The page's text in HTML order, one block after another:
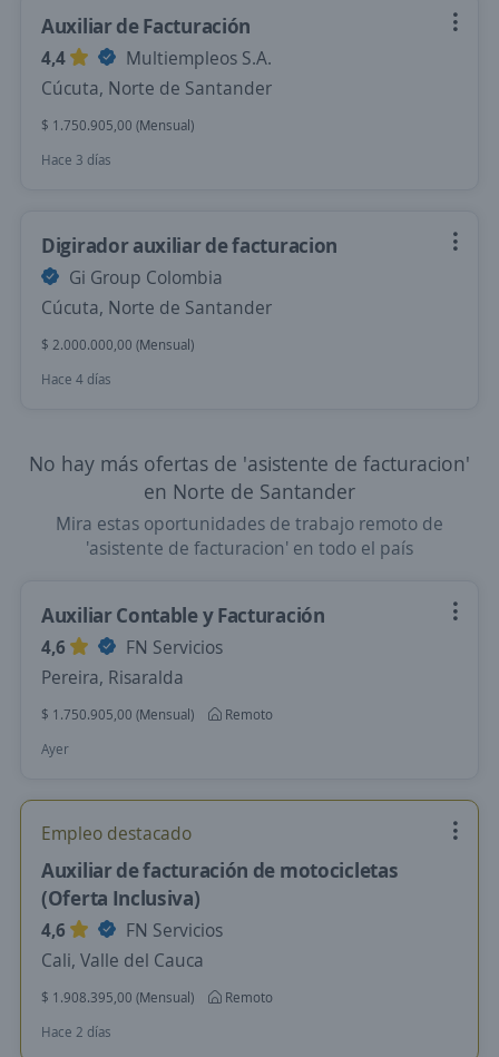
Auxiliar de Facturación
4,4
Multiempleos S.A.
Cúcuta, Norte de Santander
$ 1.750.905,00 (Mensual)
Hace 3 días
Digirador auxiliar de facturacion
Gi Group Colombia
Cúcuta, Norte de Santander
$ 2.000.000,00 (Mensual)
Hace 4 días
No hay más ofertas de 'asistente de facturacion'
en Norte de Santander
Mira estas oportunidades de trabajo remoto de
'asistente de facturacion' en todo el país
Auxiliar Contable y Facturación
4,6
FN Servicios
Pereira, Risaralda
$ 1.750.905,00 (Mensual)
Remoto
Ayer
Empleo destacado
Auxiliar de facturación de motocicletas
(Oferta Inclusiva)
4,6
FN Servicios
Cali, Valle del Cauca
$ 1.908.395,00 (Mensual)
Remoto
Hace 2 días